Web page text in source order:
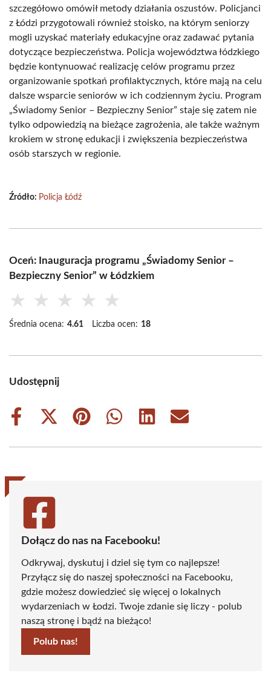
szczegółowo omówił metody działania oszustów. Policjanci
z Łódzi przygotowali również stoisko, na którym seniorzy
mogli uzyskać materiały edukacyjne oraz zadawać pytania
dotyczące bezpieczeństwa. Policja województwa łódzkiego
będzie kontynuować realizację celów programu przez
organizowanie spotkań profilaktycznych, które mają na celu
dalsze wsparcie seniorów w ich codziennym życiu. Program
„Świadomy Senior – Bezpieczny Senior” staje się zatem nie
tylko odpowiedzią na bieżące zagrożenia, ale także ważnym
krokiem w stronę edukacji i zwiększenia bezpieczeństwa
osób starszych w regionie.
Źródło: Policja Łódź
Oceń: Inauguracja programu „Świadomy Senior –
Bezpieczny Senior” w Łódzkiem
★ ★ ★ ★ ★
Średnia ocena: 4.61 Liczba ocen: 18
Udostępnij
Share
Share
(Twitter)
Share
Share
Share
Share
Dołącz do nas na Facebooku!
Odkrywaj, dyskutuj i dziel się tym co najlepsze!
Przyłącz się do naszej społeczności na Facebooku,
gdzie możesz dowiedzieć się więcej o lokalnych
wydarzeniach w Łodzi. Twoje zdanie się liczy - polub
naszą stronę i bądź na bieżąco!
Polub nas!